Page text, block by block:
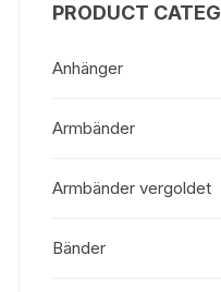
PRODUCT
Anhänger
Armbänder
Armbänder vergoldet
Bänder